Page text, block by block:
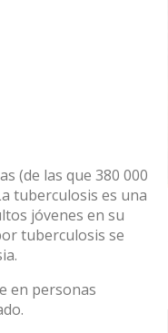
(de las que 380 000
tuberculosis es una
jóvenes en su
tuberculosis se
en personas